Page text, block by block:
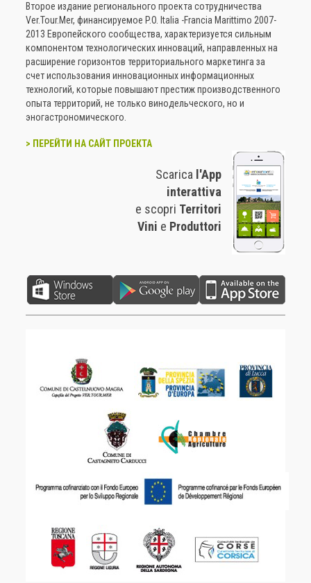
Второе издание регионального проекта сотрудничества
Ver.Tour.Mer, финансируемое P.O. Italia -Francia Marittimo 2007-
2013 Европейского сообщества, характеризуется сильным
компонентом технологических инноваций, направленных на
расширение горизонтов территориального маркетинга за
счет использования инновационных информационных
технологий, которые повышают престиж производственного
опыта территорий, не только винодельческого, но и
эногастрономического.
> ПЕРЕЙТИ НА САЙТ ПРОЕКТА
Scarica l'App
interattiva
e scopri Territori
Vini e Produttori